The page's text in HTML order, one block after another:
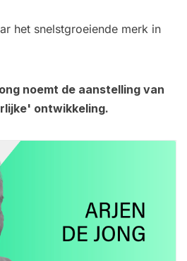
het snelstgroeiende merk in
noemt de aanstelling van
ontwikkeling.